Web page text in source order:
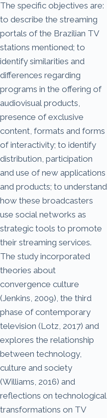
The specific objectives are:
to describe the streaming
portals of the Brazilian TV
stations mentioned; to
identify similarities and
differences regarding
programs in the offering of
audiovisual products,
presence of exclusive
content, formats and forms
of interactivity; to identify
distribution, participation
and use of new applications
and products; to understand
how these broadcasters
use social networks as
strategic tools to promote
their streaming services.
The study incorporated
theories about
convergence culture
(Jenkins, 2009), the third
phase of contemporary
television (Lotz, 2017) and
explores the relationship
between technology,
culture and society
(Williams, 2016) and
reflections on technological
transformations on TV